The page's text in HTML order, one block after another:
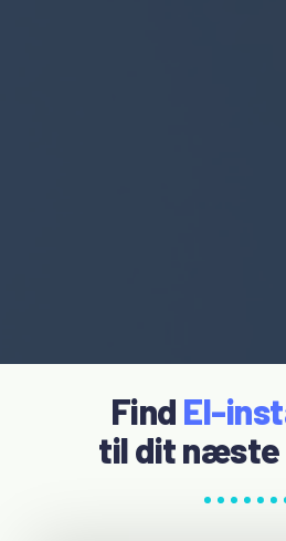
Find El-
til dit næste